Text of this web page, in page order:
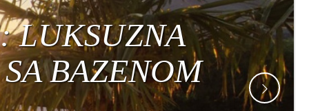
LUKSUZNA
BAZENOM